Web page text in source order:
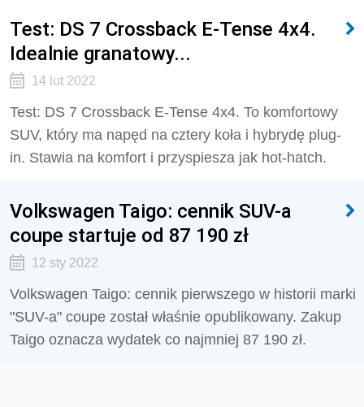
Test: DS 7 Crossback E-Tense 4x4.
Idealnie granatowy...
14 lut 2022
Test: DS 7 Crossback E-Tense 4x4. To komfortowy
SUV, który ma napęd na cztery koła i hybrydę plug-
in. Stawia na komfort i przyspiesza jak hot-hatch.
Volkswagen Taigo: cennik SUV-a
coupe startuje od 87 190 zł
12 sty 2022
Volkswagen Taigo: cennik pierwszego w historii marki
"SUV-a" coupe został właśnie opublikowany. Zakup
Taigo oznacza wydatek co najmniej 87 190 zł.